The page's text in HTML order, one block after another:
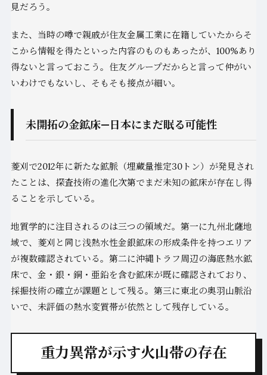
見だろう。
また、当時の噂で親戚が住友金属工業に在籍していたからそ
こから情報を得たといった内容のものもあったが、100%あり
得ないと言っておこう。住友グループだからと言って仲がい
いわけでもないし、そもそも接点が細い。
未開拓の金鉱床—日本にまだ眠る可能性
菱刈で2012年に新たな鉱脈（埋蔵量推定30トン）が発見され
たことは、探査技術の進化次第でまだ未知の鉱床が存在し得
ることを示している。
地質学的に注目されるのは三つの領域だ。第一に九州北薩地
域で、菱刈と同じ浅熱水性金銀鉱床の形成条件を持つエリア
が複数確認されている。第二に沖縄トラフ周辺の海底熱水鉱
床で、金・銀・銅・亜鉛を含む鉱床が既に確認されており、
採掘技術の確立が課題として残る。第三に東北の奥羽山脈沿
いで、未評価の熱水変質帯が依然として残存している。
重力異常が示す火山帯の存在